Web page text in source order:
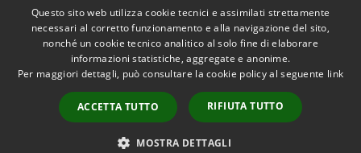
Accessibilità
Copyright © 2026 • Comune di
Ostra • Powered by
Municipium•
Accesso
redazione
Questo sito web utilizza cookie tecnici e assimilati strettamente
necessari al corretto funzionamento e alla navigazione del sito,
nonché un cookie tecnico analitico al solo fine di elaborare
informazioni statistiche, aggregate e anonime.
Per maggiori dettagli, può consultare la cookie policy al seguente link
ACCETTA TUTTO RIFIUTA TUTTO
MOSTRA DETTAGLI